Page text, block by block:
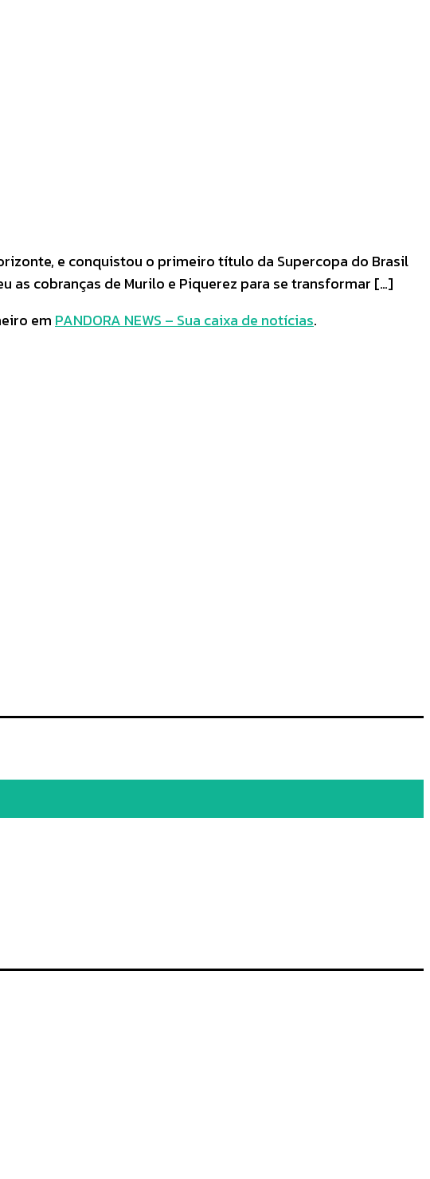
e conquistou o primeiro título da Supercopa do Brasil
cobranças de Murilo e Piquerez para se transformar […]
em PANDORA NEWS – Sua caixa de notícias.